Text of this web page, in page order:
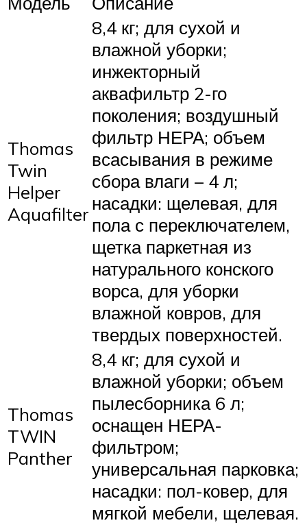
Thomas
Twin
Helper
Aquafilter
8,4 кг; для сухой и
влажной уборки;
инжекторный
аквафильтр 2-го
поколения; воздушный
фильтр НЕРА; объем
всасывания в режиме
сбора влаги – 4 л;
насадки: щелевая, для
пола с переключателем,
щетка паркетная из
натурального конского
ворса, для уборки
влажной ковров, для
твердых поверхностей.
Thomas
TWIN
Panther
8,4 кг; для сухой и
влажной уборки; объем
пылесборника 6 л;
оснащен НЕРА-
фильтром;
универсальная парковка;
насадки: пол-ковер, для
мягкой мебели, щелевая.